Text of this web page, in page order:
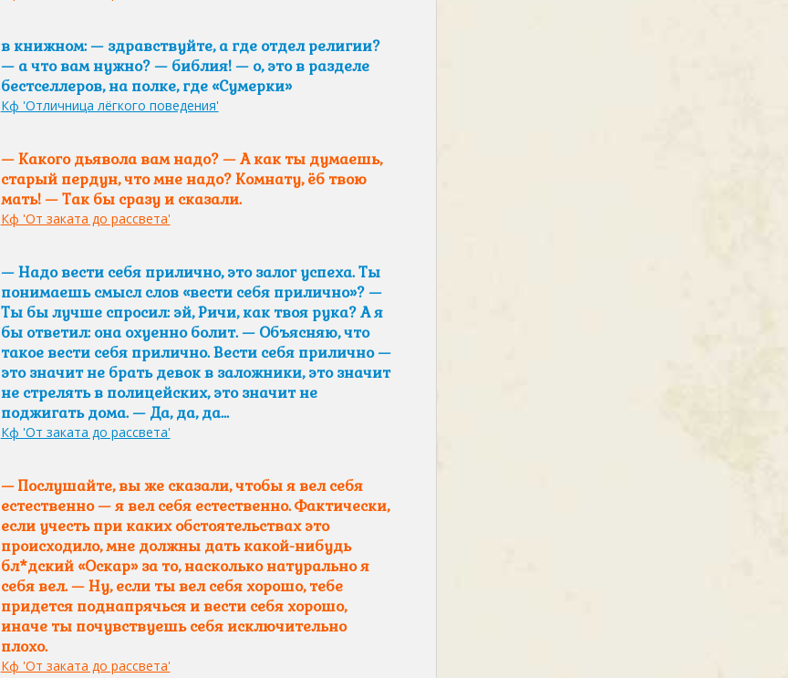
в книжном: — здравствуйте, а где отдел религии?
— а что вам нужно? — библия! — о, это в разделе
бестселлеров, на полке, где «Сумерки»
Кф 'Отличница лёгкого поведения'
— Какого дьявола вам надо? — А как ты думаешь,
старый пердун, что мне надо? Комнату, ёб твою
мать! — Так бы сразу и сказали.
Кф 'От заката до рассвета'
— Надо вести себя прилично, это залог успеха. Ты
понимаешь смысл слов «вести себя прилично»? —
Ты бы лучше спросил: эй, Ричи, как твоя рука? А я
бы ответил: она охуенно болит. — Объясняю, что
такое вести себя прилично. Вести себя прилично —
это значит не брать девок в заложники, это значит
не стрелять в полицейских, это значит не
поджигать дома. — Да, да, да…
Кф 'От заката до рассвета'
— Послушайте, вы же сказали, чтобы я вел себя
естественно — я вел себя естественно. Фактически,
если учесть при каких обстоятельствах это
происходило, мне должны дать какой-нибудь
бл*дский «Оскар» за то, насколько натурально я
себя вел. — Ну, если ты вел себя хорошо, тебе
придется поднапрячься и вести себя хорошо,
иначе ты почувствуешь себя исключительно
плохо.
Кф 'От заката до рассвета'